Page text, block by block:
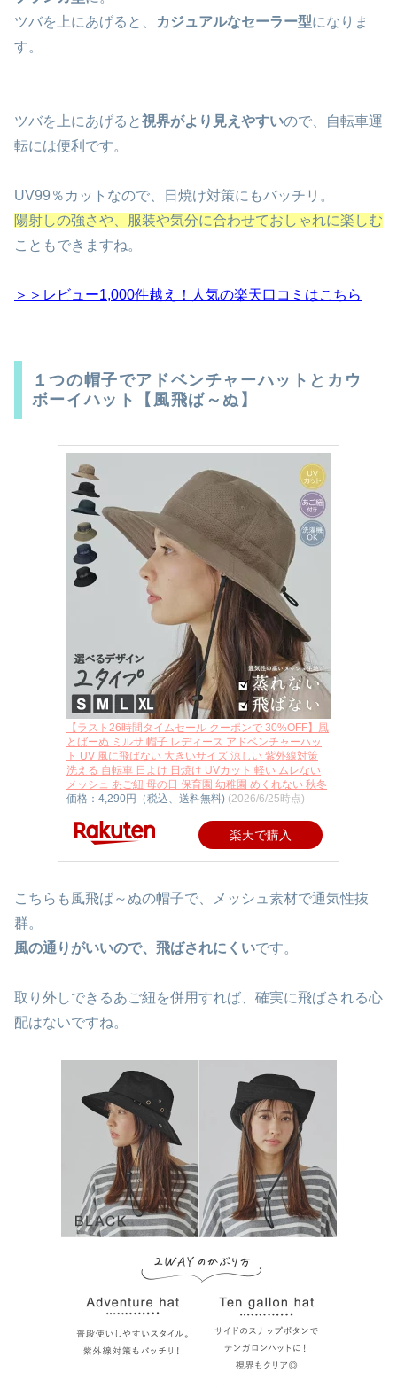
ツバを上にあげると、
カジュアルなセーラー型になりま
す。
ツバを上にあげると視界がより見えやすいので、自転車運
転には便利です。
UV99 ％カットなので、日焼け対策にもバッチリ。
陽射しの強さや、服装や気分に合わせておしゃれに楽しむ
こともできますね。
＞＞レビュー1,000件越え！人気の楽天口コミはこちら
１つの帽子でアドベンチャーハットとカウ
ボーイハット【風飛ば～ぬ】
【ラスト26時間タイムセール クーポンで 30%OFF】風
とばーぬ ミルサ 帽子 レディース アドベンチャーハッ
ト UV 風に飛ばない 大きいサイズ 涼しい 紫外線対策
洗える 自転車 日よけ 日焼け UVカット 軽い ムレない
メッシュ あご紐 母の日 保育園 幼稚園 めくれない 秋冬
価格：4,290円（税込、送料無料) (2026/6/25時点)
楽天で購入
こちらも風飛ば～ぬの帽子で、メッシュ素材で通気性抜
群。
風の通りがいいので、飛ばされにくいです。
取り外しできるあご紐を併用すれば、確実に飛ばされる心
配はないですね。